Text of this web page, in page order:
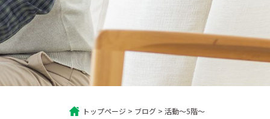
トップページ > ブログ >活動～5階～